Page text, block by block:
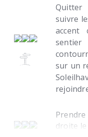
Quitter
suivre
accent
sur un
droite